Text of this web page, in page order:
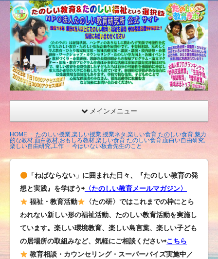
たの
しい
教育
研究
所
（沖
縄）
公式
ト
メインメニュー
HOME
たのしい授業,楽しい授業,授業ネタ,楽しい食育 たのしい食育,魅力
的な教材,面白教材,おもしろ教材,楽しい食育 たのしい食育,面白い自由研究,
楽しい自由研究,工作
今はいない板倉先生のこと
「ねばならない」に囲まれた日々、『たのしい教育の発
想と実践』を学ぼう⇨ 〈たのしい教育メールマガジン〉
福祉・教育活動
〈たの研〉ではこれまでの枠にとら
われない新しい形の福祉活動、たのしい教育活動を実施し
ています。楽しい環境教育、楽しい島言葉、楽しい子ども
の居場所の取組みなど、気軽にご相談ください⇨こちら
教育相談・カウンセリング・スーパーバイズ実施中／